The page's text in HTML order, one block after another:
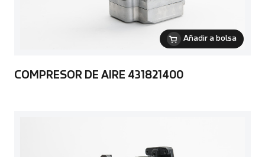
Añadir a bolsa
COMPRESOR DE AIRE 431821400